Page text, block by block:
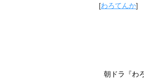
[わろてんか]
朝ドラ『わ